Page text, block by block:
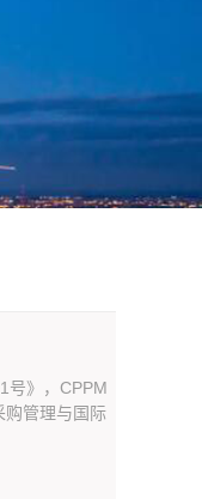
号》，CPPM
购管理与国际